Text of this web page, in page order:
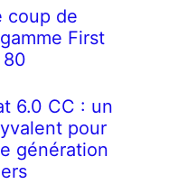
coup de
First
80
6.0 CC : un
pour
génération